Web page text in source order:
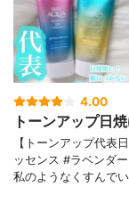
4.00
トーンアップ日
【トーンアップ代表
ッセンス #ラベンダ
私のようなくすんで